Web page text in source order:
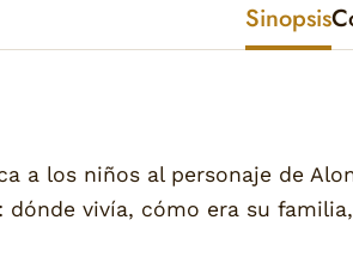
Sinopsis
a los niños al personaje de
dónde vivía, cómo era su